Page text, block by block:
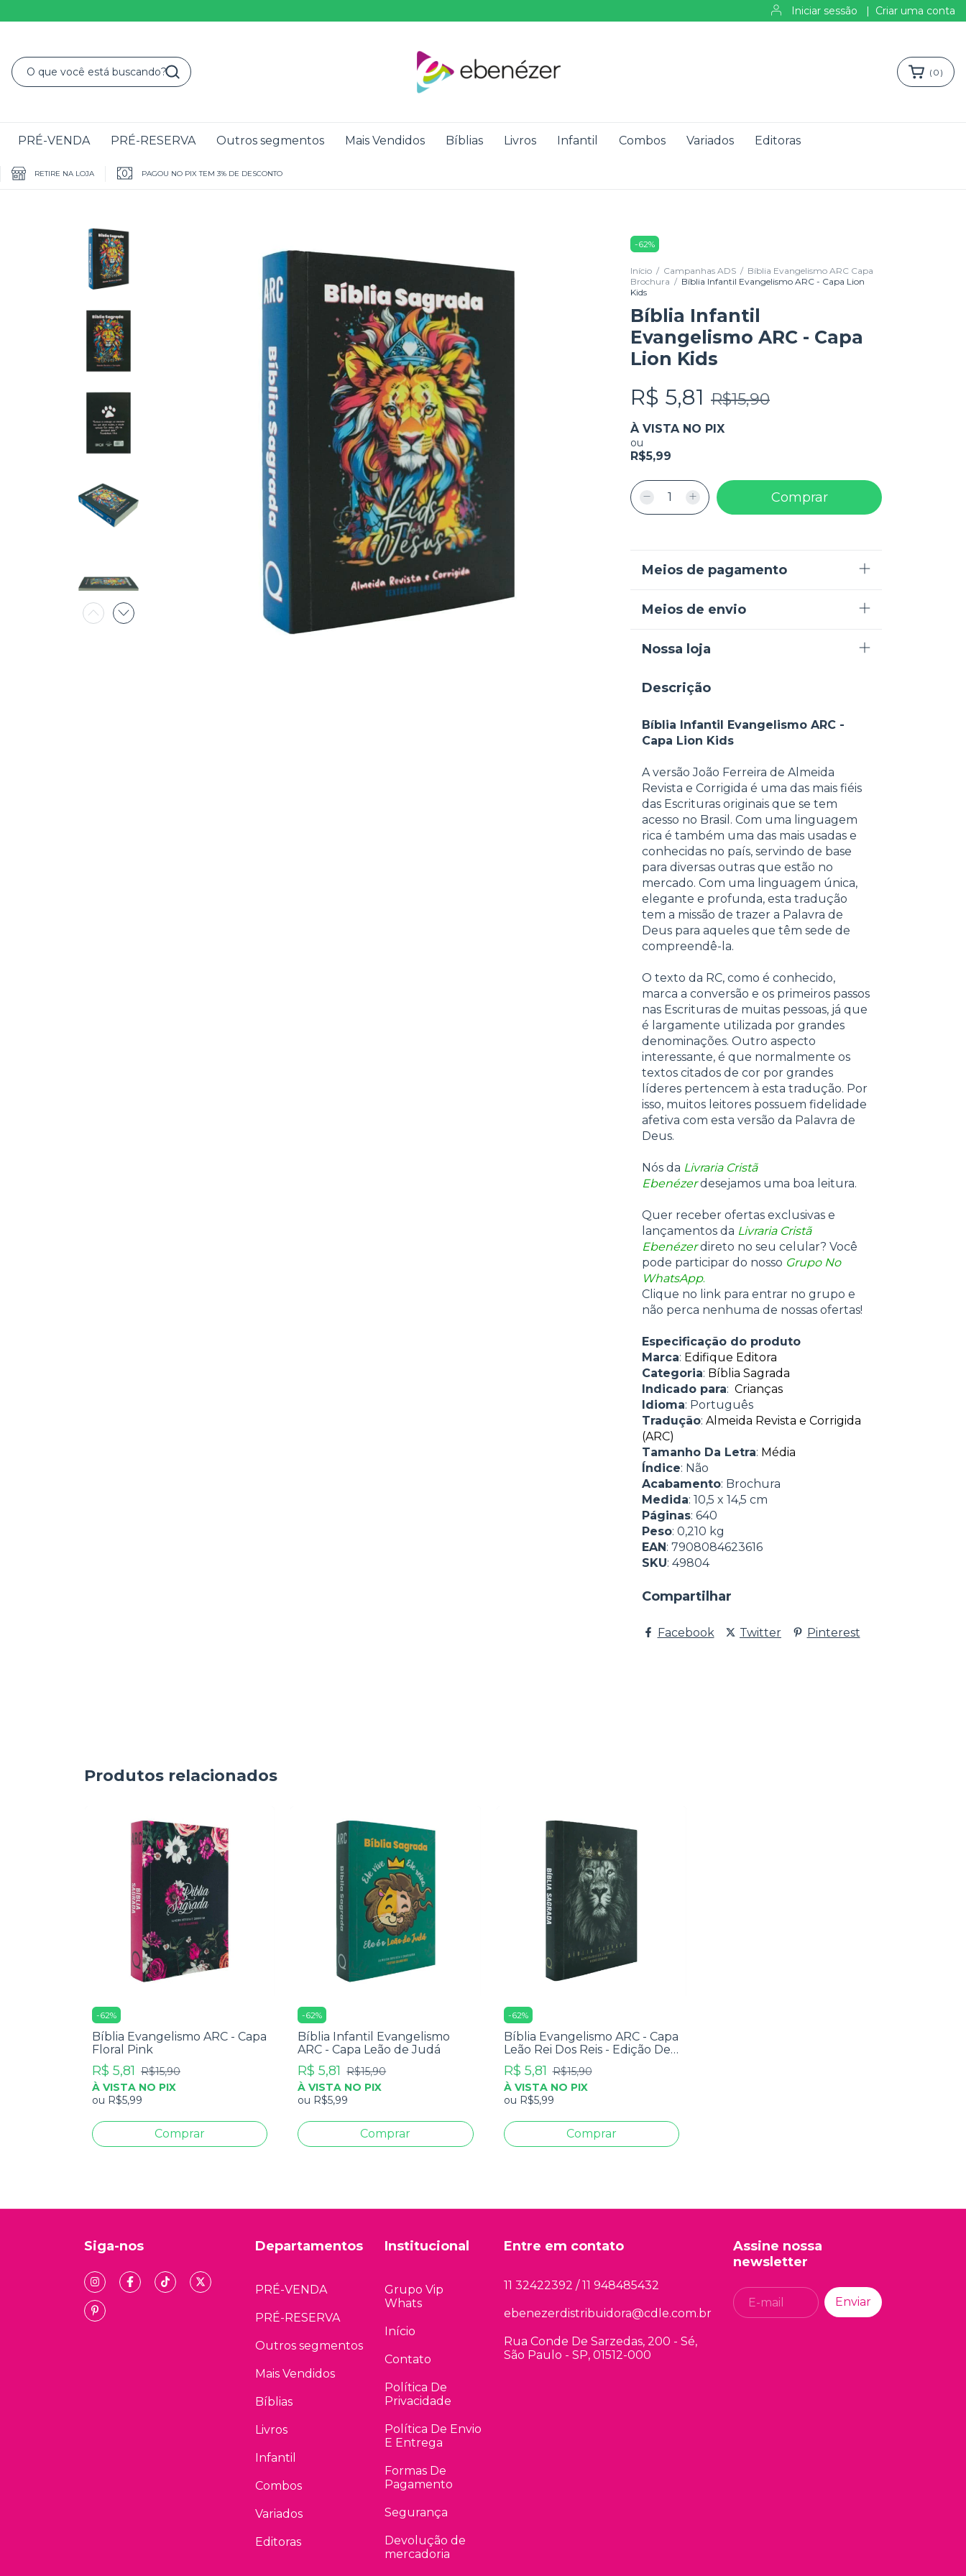
Iniciar sessão | Criar uma conta
( 0 )
PRÉ-VENDA PRÉ-RESERVA Outros segmentos Mais Vendidos Bíblias Livros Infantil Combos Variados Editoras
RETIRE NA LOJA PAGOU NO PIX TEM 3% DE DESCONTO
-62%
Início / Campanhas ADS / Bíblia Evangelismo ARC Capa
Brochura / Bíblia Infantil Evangelismo ARC - Capa Lion
Kids
Bíblia Infantil
Evangelismo ARC - Capa
Lion Kids
R$ 5,81 R$15,90
À VISTA NO PIX
ou
R$5,99
Meios de pagamento
Meios de envio
Nossa loja
Descrição
Bíblia Infantil Evangelismo ARC -
Capa Lion Kids
A versão João Ferreira de Almeida
Revista e Corrigida é uma das mais fiéis
das Escrituras originais que se tem
acesso no Brasil. Com uma linguagem
rica é também uma das mais usadas e
conhecidas no país, servindo de base
para diversas outras que estão no
mercado. Com uma linguagem única,
elegante e profunda, esta tradução
tem a missão de trazer a Palavra de
Deus para aqueles que têm sede de
compreendê-la.
O texto da RC, como é conhecido,
marca a conversão e os primeiros passos
nas Escrituras de muitas pessoas, já que
é largamente utilizada por grandes
denominações. Outro aspecto
interessante, é que normalmente os
textos citados de cor por grandes
líderes pertencem à esta tradução. Por
isso, muitos leitores possuem fidelidade
afetiva com esta versão da Palavra de
Deus.
Nós da Livraria Cristã
Ebenézerdesejamos uma boa leitura.
Quer receber ofertas exclusivas e
lançamentos da Livraria Cristã
Ebenézer direto no seu celular? Você
pode participar do nosso Grupo No
WhatsApp.
Clique no link para entrar no grupo e
não perca nenhuma de nossas ofertas!
Especificação do produto
Marca: Edifique Editora
Categoria: Bíblia Sagrada
Indicado para: Crianças
Idioma: Português
Tradução: Almeida Revista e Corrigida
(ARC)
Tamanho Da Letra: Média
Índice: Não
Acabamento: Brochura
Medida: 10,5 x 14,5 cm
Páginas: 640
Peso: 0,210 kg
EAN: 7908084623616
SKU: 49804
Compartilhar
Facebook Twitter Pinterest
Produtos relacionados
-62%
Bíblia Evangelismo ARC - Capa
Floral Pink
R$ 5,81 R$15,90
À VISTA NO PIX
ou R$5,99
-62%
Bíblia Infantil Evangelismo
ARC - Capa Leão de Judá
R$ 5,81 R$15,90
À VISTA NO PIX
ou R$5,99
-62%
Bíblia Evangelismo ARC - Capa
Leão Rei Dos Reis - Edição De
Bolso
R$ 5,81 R$15,90
À VISTA NO PIX
ou R$5,99
Siga-nos Departamentos
PRÉ-VENDA
PRÉ-RESERVA
Outros segmentos
Mais Vendidos
Bíblias
Livros
Infantil
Combos
Variados
Editoras
Institucional
Grupo Vip
Whats
Início
Contato
Política De
Privacidade
Política De Envio
E Entrega
Formas De
Pagamento
Segurança
Devolução de
mercadoria
Entre em contato
11 32422392 / 11 948485432
ebenezerdistribuidora@cdle.com.br
Rua Conde De Sarzedas, 200 - Sé,
São Paulo - SP, 01512-000
Assine nossa
newsletter